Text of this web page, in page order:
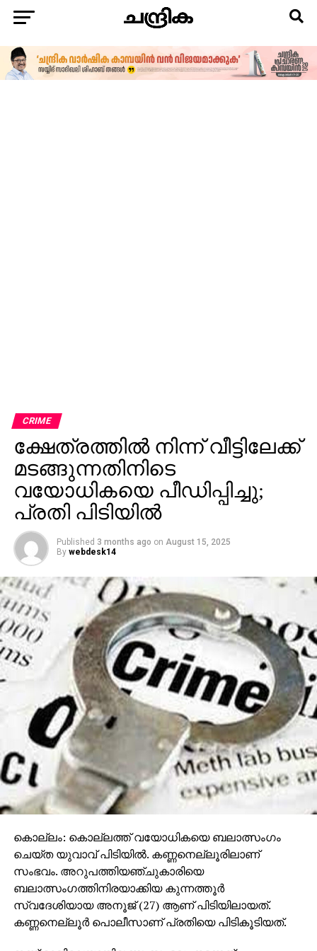
CRIME
ക്ഷേത്രത്തില്‍ നിന്ന് വീട്ടിലേക്ക്
മടങ്ങുന്നതിനിടെ
വയോധികയെ പീഡിപ്പിച്ചു;
പ്രതി പിടിയില്‍
Published 3 months ago on August 15, 2025
By webdesk14
കൊല്ലം: കൊല്ലത്ത് വയോധികയെ ബലാത്സംഗം
ചെയ്ത യുവാവ് പിടിയില്‍. കണ്ണനെല്ലൂരിലാണ്
സംഭവം. അറുപത്തിയഞ്ചുകാരിയെ
ബലാത്സംഗത്തിനിരയാക്കിയ കുന്നത്തൂര്‍
സ്വദേശിയായ അനൂജ് (27) ആണ് പിടിയിലായത്.
കണ്ണനെല്ലൂര്‍ പൊലീസാണ് പ്രതിയെ പിടികൂടിയത്.